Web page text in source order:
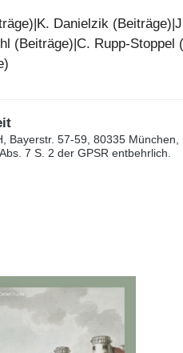
Danielzik
(Beiträge)|C. Rupp-Stoppel
Bayerstr. 57-59, 80335
7 S. 2 der GPSR entbehrlich.